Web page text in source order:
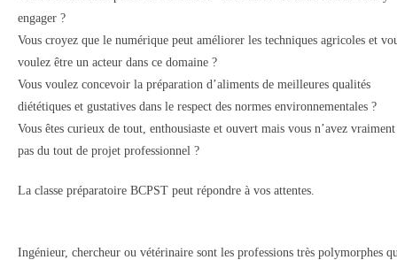
engager ?
Vous croyez que le numérique peut améliorer les techniques agricoles et
voulez être un acteur dans ce domaine ?
Vous voulez concevoir la préparation d’aliments de meilleures qualités
diététiques et gustatives dans le respect des normes environnementales ?
Vous êtes curieux de tout, enthousiaste et ouvert mais vous n’avez vraiment
pas du tout de projet professionnel ?
La classe préparatoire BCPST peut répondre à vos attentes.
Ingénieur, chercheur ou vétérinaire sont les professions très polymorphes